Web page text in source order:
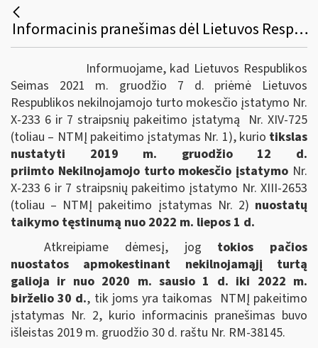
Informacinis pranešimas dėl Lietuvos Respublikos nekilnojamojo turto mokesčio įstatymo nuostatų pakeitimo
Informuojame, kad Lietuvos Respublikos
Seimas 2021 m. gruodžio 7 d. priėmė Lietuvos
Respublikos nekilnojamojo turto mokesčio įstatymo Nr.
X-233 6 ir 7 straipsnių pakeitimo įstatymą Nr. XIV-725
(toliau – NTMĮ pakeitimo įstatymas Nr. 1), kurio tikslas
nustatyti 2019 m. gruodžio 12 d.
priimto Nekilnojamojo turto mokesčio įstatymo Nr.
X-233 6 ir 7 straipsnių pakeitimo įstatymo Nr. XIII-2653
(toliau – NTMĮ pakeitimo įstatymas Nr. 2) nuostatų
taikymo tęstinumą nuo 2022 m. liepos 1 d.
Atkreipiame dėmesį, jog tokios pačios
nuostatos apmokestinant nekilnojamąjį turtą
galioja ir nuo 2020 m. sausio 1 d. iki 2022 m.
birželio 30 d., tik joms yra taikomas NTMĮ pakeitimo
įstatymas Nr. 2, kurio informacinis pranešimas buvo
išleistas 2019 m. gruodžio 30 d. raštu Nr. RM-38145.